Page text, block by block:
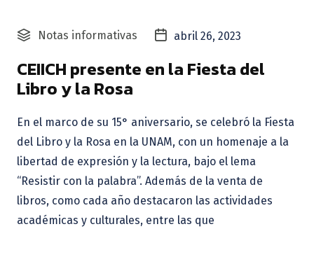
Notas informativas abril 26, 2023
CEIICH presente en la Fiesta del
Libro y la Rosa
En el marco de su 15° aniversario, se celebró la Fiesta
del Libro y la Rosa en la UNAM, con un homenaje a la
libertad de expresión y la lectura, bajo el lema
“Resistir con la palabra”. Además de la venta de
libros, como cada año destacaron las actividades
académicas y culturales, entre las que